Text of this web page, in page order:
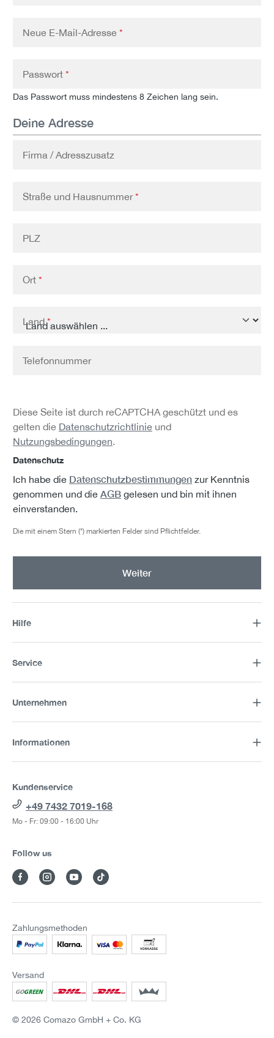
Neue E-Mail-Adresse *
Passwort *
Das Passwort muss mindestens 8 Zeichen lang sein.
Deine Adresse
Firma / Adresszusatz
Straße und Hausnummer*
PLZ
Ort *
Land*
Telefonnummer
Diese Seite ist durch reCAPTCHA geschützt und es
gelten die Datenschutzrichtlinie und
Nutzungsbedingungen.
Datenschutz
Ich habe die Datenschutzbestimmungen zur Kenntnis
genommen und die AGB gelesen und bin mit ihnen
einverstanden.
Die mit einem Stern (*) markierten Felder sind Pflichtfelder.
Weiter
Hilfe
Service
Unternehmen
Informationen
Kundenservice
+49 7432 7019-168
Mo - Fr: 09:00 - 16:00 Uhr
Follow us
Zahlungsmethoden
Versand
© 2026 Comazo GmbH + Co. KG